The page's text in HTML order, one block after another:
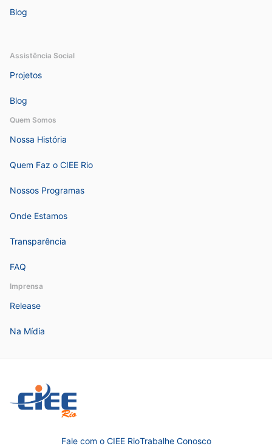
Blog
Assistência Social
Projetos
Blog
Quem Somos
Nossa História
Quem Faz o CIEE Rio
Nossos Programas
Onde Estamos
Transparência
FAQ
Imprensa
Release
Na Mídia
Fale com o CIEE RioTrabalhe Conosco